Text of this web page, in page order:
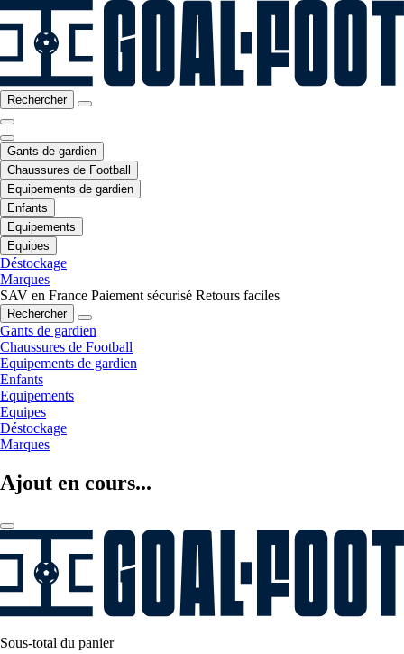
Rechercher
Gants de gardien
Chaussures de Football
Equipements de gardien
Enfants
Equipements
Equipes
Déstockage
Marques
SAV en France Paiement sécurisé Retours faciles
Rechercher
Gants de gardien
Chaussures de Football
Equipements de gardien
Enfants
Equipements
Equipes
Déstockage
Marques
Ajout en cours...
Sous-total du panier